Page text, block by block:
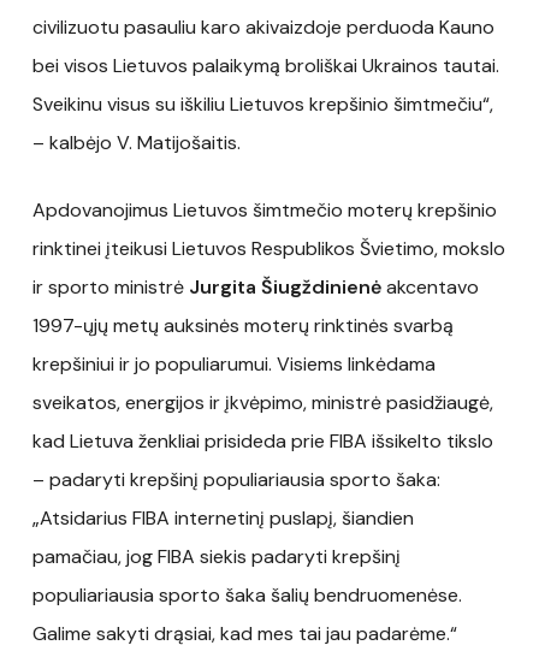
civilizuotu pasauliu karo akivaizdoje perduoda Kauno
bei visos Lietuvos palaikymą broliškai Ukrainos tautai.
Sveikinu visus su iškiliu Lietuvos krepšinio šimtmečiu“,
– kalbėjo V. Matijošaitis.
Apdovanojimus Lietuvos šimtmečio moterų krepšinio
rinktinei įteikusi Lietuvos Respublikos Švietimo, mokslo
ir sporto ministrė Jurgita Šiugždinienėakcentavo
1997-ųjų metų auksinės moterų rinktinės svarbą
krepšiniui ir jo populiarumui. Visiems linkėdama
sveikatos, energijos ir įkvėpimo, ministrė pasidžiaugė,
kad Lietuva ženkliai prisideda prie FIBA išsikelto tikslo
– padaryti krepšinį populiariausia sporto šaka:
„Atsidarius FIBA internetinį puslapį, šiandien
pamačiau, jog FIBA siekis padaryti krepšinį
populiariausia sporto šaka šalių bendruomenėse.
Galime sakyti drąsiai, kad mes tai jau padarėme.“